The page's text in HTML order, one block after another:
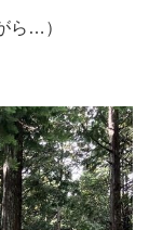
ら…）